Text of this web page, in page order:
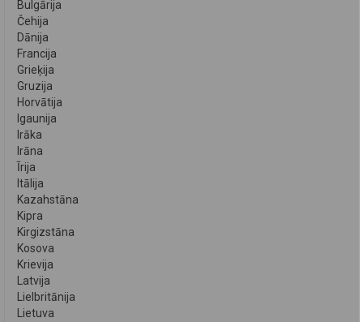
Bulgārija
Čehija
Dānija
Francija
Grieķija
Gruzija
Horvātija
Igaunija
Irāka
Irāna
Īrija
Itālija
Kazahstāna
Kipra
Kirgizstāna
Kosova
Krievija
Latvija
Lielbritānija
Lietuva